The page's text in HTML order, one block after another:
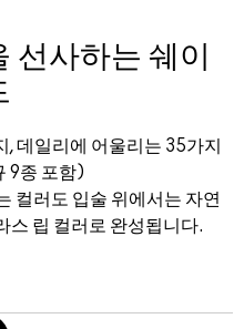
선사하는 쉐이
데일리에 어울리는 35가지
9종 포함)
컬러도 입술 위에서는 자연
스 립 컬러로 완성됩니다.